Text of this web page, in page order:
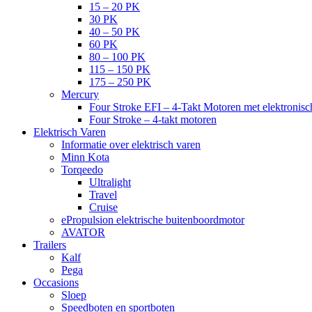
15 – 20 PK
30 PK
40 – 50 PK
60 PK
80 – 100 PK
115 – 150 PK
175 – 250 PK
Mercury
Four Stroke EFI – 4-Takt Motoren met
Four Stroke – 4-takt motoren
Elektrisch Varen
Informatie over elektrisch varen
Minn Kota
Torqeedo
Ultralight
Travel
Cruise
ePropulsion elektrische buitenboordmotor
AVATOR
Trailers
Kalf
Pega
Occasions
Sloep
Speedboten en sportboten